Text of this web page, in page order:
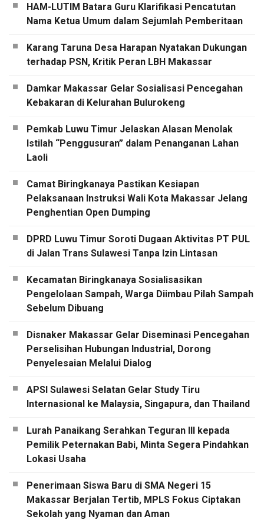
HAM-LUTIM Batara Guru Klarifikasi Pencatutan
Nama Ketua Umum dalam Sejumlah Pemberitaan
Karang Taruna Desa Harapan Nyatakan Dukungan
terhadap PSN, Kritik Peran LBH Makassar
Damkar Makassar Gelar Sosialisasi Pencegahan
Kebakaran di Kelurahan Bulurokeng
Pemkab Luwu Timur Jelaskan Alasan Menolak
Istilah “Penggusuran” dalam Penanganan Lahan
Laoli
Camat Biringkanaya Pastikan Kesiapan
Pelaksanaan Instruksi Wali Kota Makassar Jelang
Penghentian Open Dumping
DPRD Luwu Timur Soroti Dugaan Aktivitas PT PUL
di Jalan Trans Sulawesi Tanpa Izin Lintasan
Kecamatan Biringkanaya Sosialisasikan
Pengelolaan Sampah, Warga Diimbau Pilah Sampah
Sebelum Dibuang
Disnaker Makassar Gelar Diseminasi Pencegahan
Perselisihan Hubungan Industrial, Dorong
Penyelesaian Melalui Dialog
APSI Sulawesi Selatan Gelar Study Tiru
Internasional ke Malaysia, Singapura, dan Thailand
Lurah Panaikang Serahkan Teguran III kepada
Pemilik Peternakan Babi, Minta Segera Pindahkan
Lokasi Usaha
Penerimaan Siswa Baru di SMA Negeri 15
Makassar Berjalan Tertib, MPLS Fokus Ciptakan
Sekolah yang Nyaman dan Aman